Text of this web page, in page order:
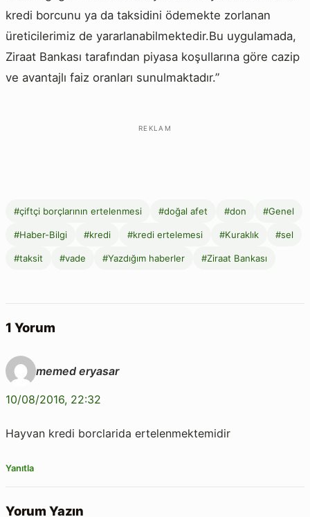
kredi borcunu ya da taksidini ödemekte zorlanan
üreticilerimiz de yararlanabilmektedir.Bu uygulamada,
Ziraat Bankası tarafından piyasa koşullarına göre cazip
ve avantajlı faiz oranları sunulmaktadır.”
REKLAM
#çiftçi borçlarının ertelenmesi #doğal afet #don #Genel
#Haber-Bilgi #kredi #kredi ertelemesi #Kuraklık #sel
#taksit #vade #Yazdığım haberler #Ziraat Bankası
1 Yorum
memed eryasar
10/08/2016, 22:32
Hayvan kredi borclarida ertelenmektemidir
Yanıtla
Yorum Yazın